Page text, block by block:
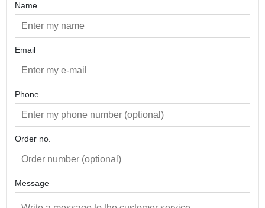
Name
Email
Phone
Order no.
Message